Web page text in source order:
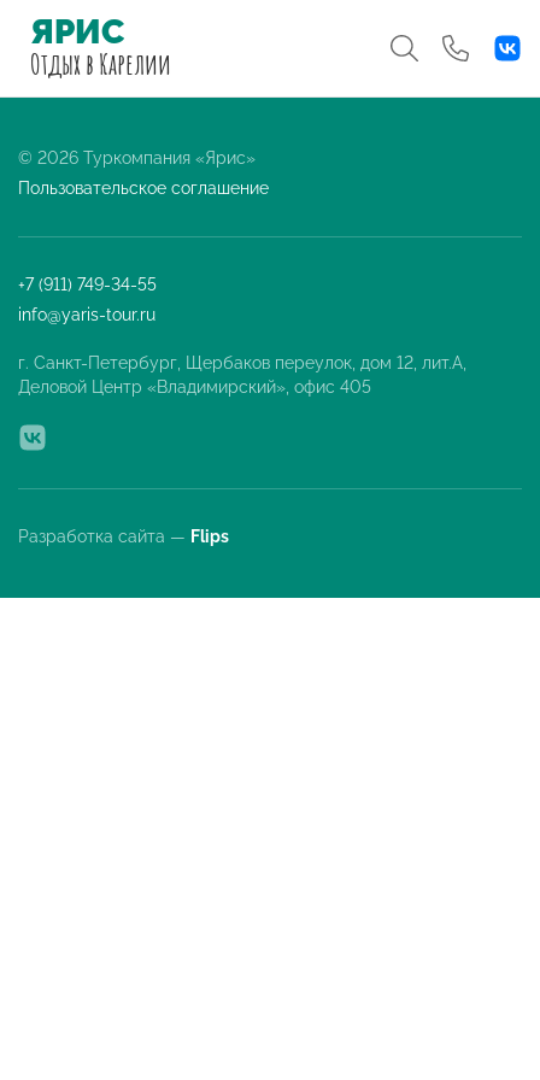
ЯРИС
Отдыхв Карелии
© 2026 Туркомпания «Ярис»
Пользовательское соглашение
+7 (911) 749-34-55
info@yaris-tour.ru
г. Санкт-Петербург, Щербаков переулок, дом 12, лит.А,
Деловой Центр «Владимирский», офис 405
Разработка сайта — Flips